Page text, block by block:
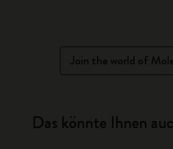
Join the world of
Das könnte Ihnen